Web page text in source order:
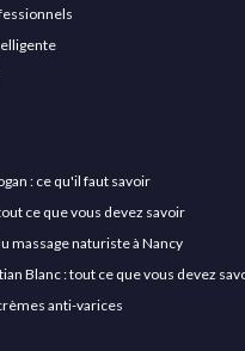
: ce qu'il faut savoir
ce que vous devez savoir
massage naturiste à Nancy
Blanc : tout ce que vous devez
anti-varices